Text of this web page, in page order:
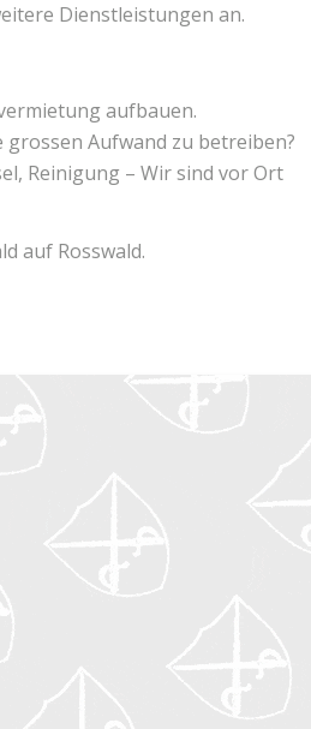
Dienstleistungen an.
aufbauen.
grossen Aufwand zu betreiben?
Reinigung – Wir sind vor Ort
auf Rosswald.